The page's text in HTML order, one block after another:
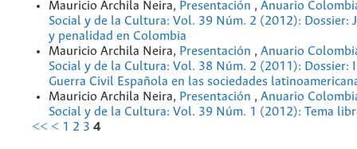
Mauricio Archila Neira, Presentación , Anuario
Social y de la Cultura: Vol. 39 Núm. 2 (2012): Dossier:
y penalidad en Colombia
Mauricio Archila Neira, Presentación , Anuario
Social y de la Cultura: Vol. 38 Núm. 2 (2011): Dossier:
Guerra Civil Española en las sociedades
Mauricio Archila Neira, Presentación , Anuario
Social y de la Cultura: Vol. 39 Núm. 1 (2012): Tema
<< < 1 2 3 4